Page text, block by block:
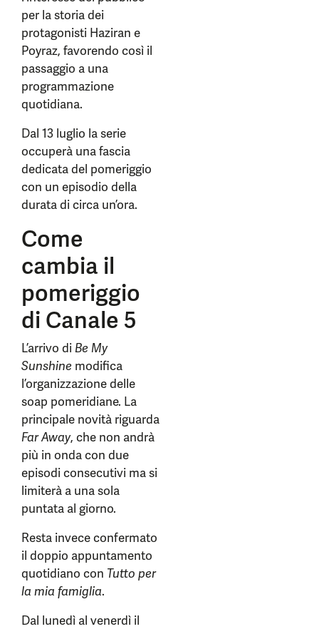
per la storia dei
protagonisti Haziran e
Poyraz, favorendo così il
passaggio a una
programmazione
quotidiana.
Dal 13 luglio la serie
occuperà una fascia
dedicata del pomeriggio
con un episodio della
durata di circa un’ora.
Come
cambia il
pomeriggio
di Canale 5
L’arrivo di Be My
Sunshine modifica
l’organizzazione delle
soap pomeridiane. La
principale novità riguarda
Far Away, che non andrà
più in onda con due
episodi consecutivi ma si
limiterà a una sola
puntata al giorno.
Resta invece confermato
il doppio appuntamento
quotidiano con Tutto per
la mia famiglia.
Dal lunedì al venerdì il